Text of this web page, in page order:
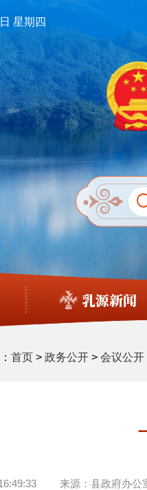
星期四
乳源新闻
首页 > 政务公开 > 会议公开
来源： 县政府办公